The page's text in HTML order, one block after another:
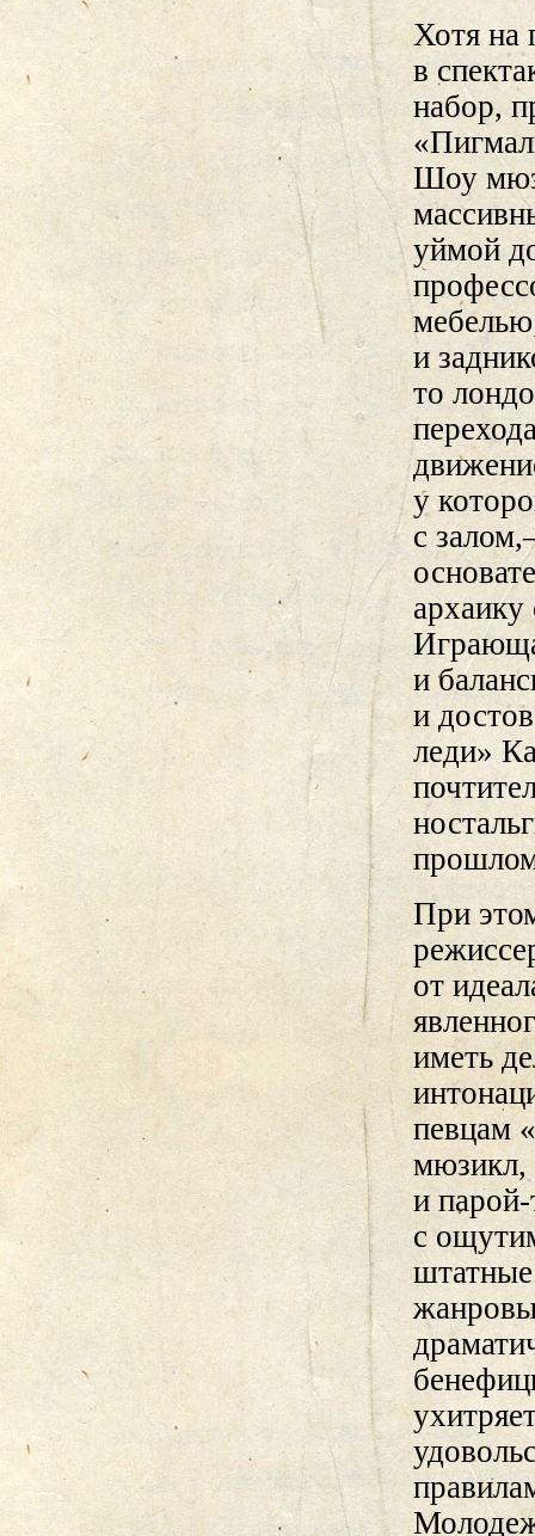
Хотя на
в
набор,
Шоу
уймой
и
то
у
с
архаику
и
и
леди»
При
от
иметь
певцам
мюзикл,
и
с